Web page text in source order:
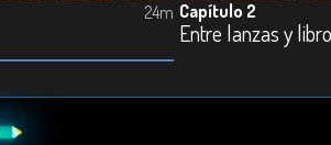
24m Capítulo 2
Entre lanzas y